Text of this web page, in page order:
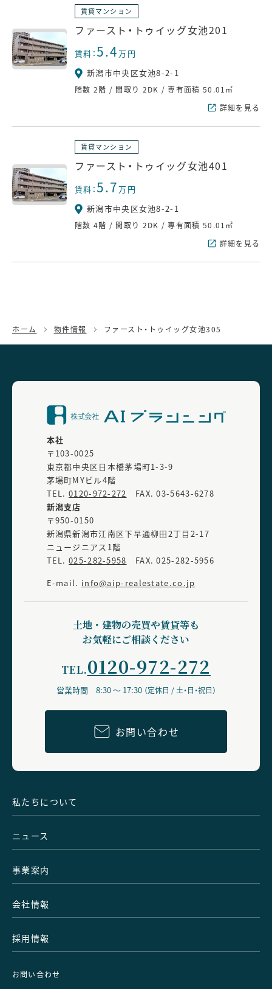
賃貸マンション
ファースト・トゥイッグ女池201
賃料：5.4万円
新潟市中央区女池8-2-1
階数 2階 / 間取り 2DK /専有面積 50.01㎡
詳細を見る
賃貸マンション
ファースト・トゥイッグ女池401
賃料：5.7万円
新潟市中央区女池8-2-1
階数 4階 / 間取り 2DK /専有面積 50.01㎡
詳細を見る
ホーム 物件情報 ファースト・トゥイッグ女池305
本社
〒103-0025
東京都中央区日本橋茅場町1-3-9
茅場町MYビル4階
TEL. 0120-972-272
FAX. 03-5643-6278
新潟支店
〒950-0150
新潟県新潟市江南区下早通柳田2丁目2-17
ニュージニアス1階
TEL. 025-282-5958 FAX. 025-282-5956
E-mail. info@aip-realestate.co.jp
土地・建物の売買や賃貸等も
お気軽にご相談ください
TEL.0120-972-272
営業時間 8:30 ～ 17:30 （定休日 / 土・日・祝日）
お問い合わせ
私たちについて
ニュース
事業案内
会社情報
採用情報
お問い合わせ